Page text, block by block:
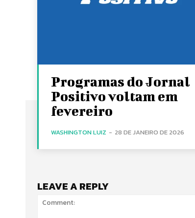
Programas do Jornal
Positivo voltam em
fevereiro
WASHINGTON LUIZ - 28 DE JANEIRO DE 2026
LEAVE A REPLY